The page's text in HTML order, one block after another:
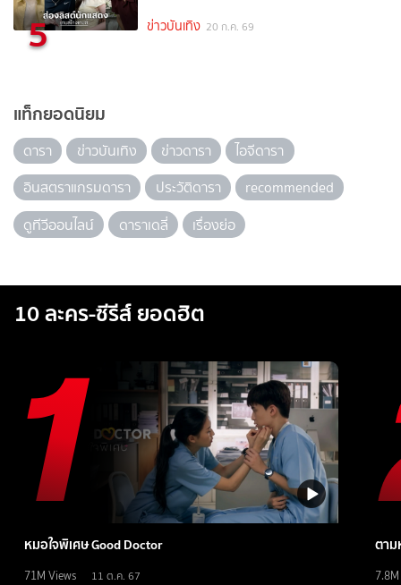
5 ข่าวบันเทิง 20 ก.ค. 69
แท็กยอดนิยม
ดารา ข่าวบันเทิง ข่าวดารา
ไอจีดารา
อินสตราแกรมดารา
ประวัติดารา
recommended
ดูทีวีออนไลน์
ดาราเดลี่ เรื่องย่อ
10 ละคร-ซีรีส์ ยอดฮิต
หมอใจพิเศษ Good Doctor
71M Views 11 ต.ค. 67
ตาม
7.8M